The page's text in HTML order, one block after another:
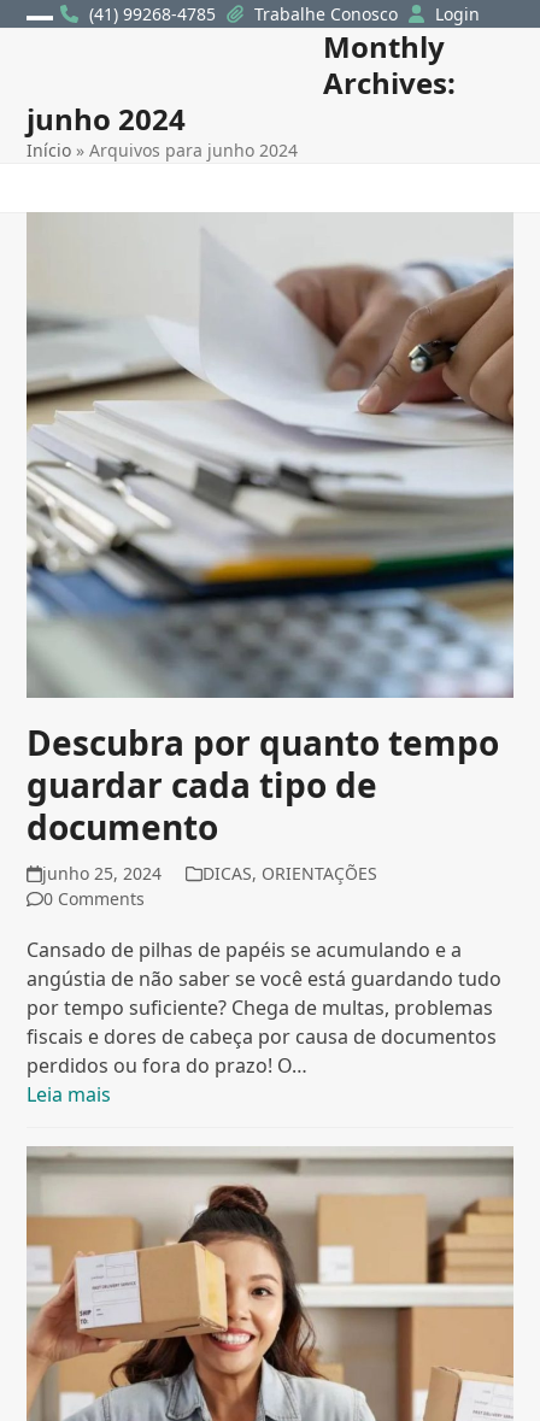
Skip
(41) 99268-4785 Trabalhe Conosco Login
menu
menu
Monthly
Archives:
junho 2024
Início »Arquivos para junho 2024
Descubra por quanto tempo
guardar cada tipo de
documento
junho 25, 2024 DICAS, ORIENTAÇÕES
0 Comments
Cansado de pilhas de papéis se acumulando e a
angústia de não saber se você está guardando tudo
por tempo suficiente? Chega de multas, problemas
fiscais e dores de cabeça por causa de documentos
perdidos ou fora do prazo! O…
Leia mais